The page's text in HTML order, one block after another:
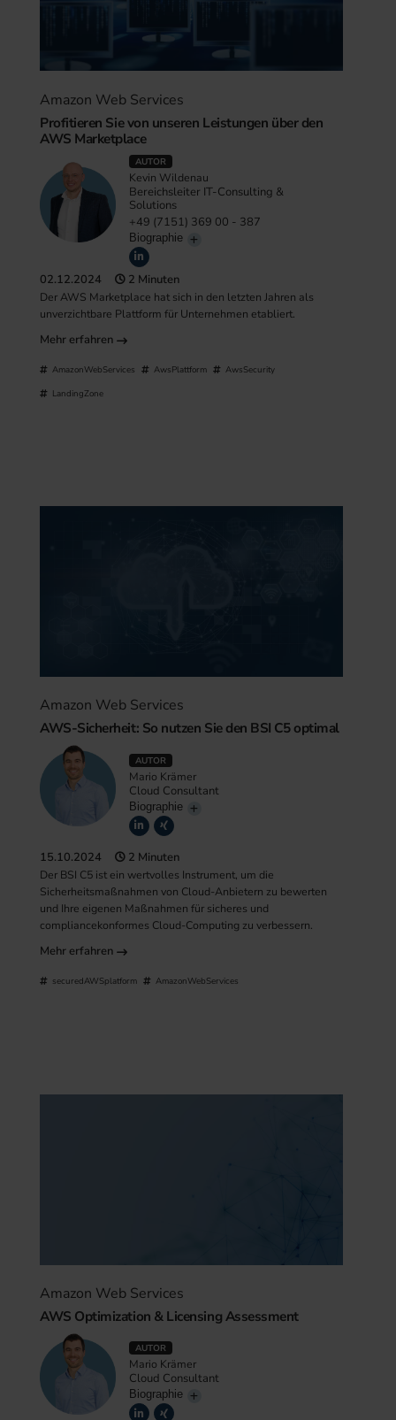
Amazon Web Services
Profitieren Sie von unseren Leistungen über den
AWS Marketplace
AUTOR
Kevin Wildenau
Bereichsleiter IT-Consulting &
Solutions
+49 (7151) 369 00 - 387
Biographie
02.12.2024 2 Minuten
Der AWS Marketplace hat sich in den letzten Jahren als
unverzichtbare Plattform für Unternehmen etabliert.
Mehr erfahren
AmazonWebServices AwsPlattform AwsSecurity
LandingZone
Amazon Web Services
AWS-Sicherheit: So nutzen Sie den BSI C5 optimal
AUTOR
Mario Krämer
Cloud Consultant
Biographie
15.10.2024 2 Minuten
Der BSI C5 ist ein wertvolles Instrument, um die
Sicherheitsmaßnahmen von Cloud-Anbietern zu bewerten
und Ihre eigenen Maßnahmen für sicheres und
compliancekonformes Cloud-Computing zu verbessern.
Mehr erfahren
securedAWSplatform AmazonWebServices
Amazon Web Services
AWS Optimization & Licensing Assessment
AUTOR
Mario Krämer
Cloud Consultant
Biographie